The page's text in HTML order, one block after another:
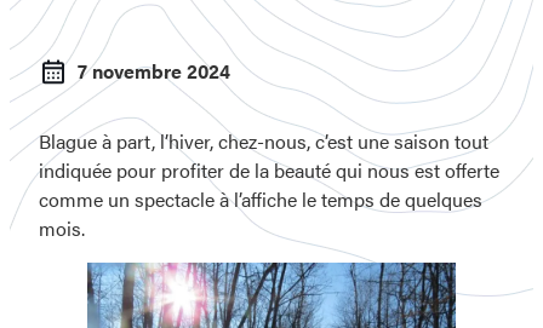
7 novembre 2024
Blague à part, l’hiver, chez-nous, c’est une saison tout
indiquée pour profiter de la beauté qui nous est offerte
comme un spectacle à l’affiche le temps de quelques
mois.